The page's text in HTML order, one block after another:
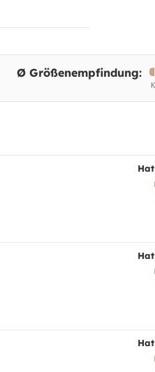
Ø Größenempfindung: